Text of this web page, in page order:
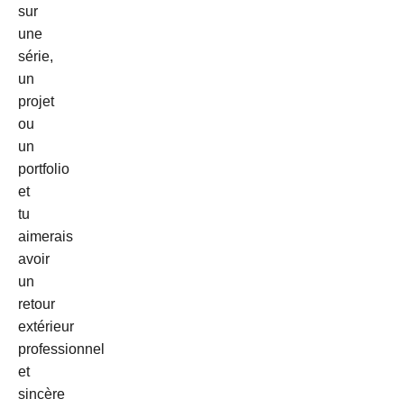
sur
une
série,
un
projet
ou
un
portfolio
et
tu
aimerais
avoir
un
retour
extérieur
professionnel
et
sincère